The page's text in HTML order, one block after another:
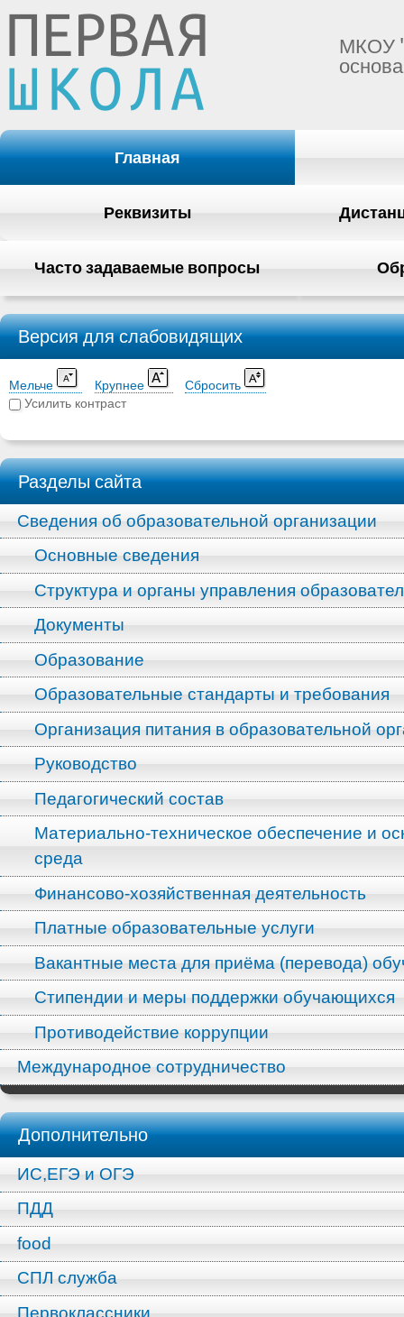
МКОУ
Главная
Реквизиты
Часто задаваемые вопросы
Версия для слабовидящих
Мельче Крупнее
Сбросить
Усилить контраст
Разделы сайта
Сведения об образовательной организации
Основные сведения
Структура и органы управления
Документы
Образование
Образовательные стандарты и требования
Организация питания в образовательной
Руководство
Педагогический состав
Материально-техническое обеспечение и
среда
Финансово-хозяйственная деятельность
Платные образовательные услуги
Вакантные места для приёма (перевода)
Стипендии и меры поддержки обучающихся
Противодействие коррупции
Международное сотрудничество
Дополнительно
ИС,ЕГЭ и ОГЭ
ПДД
food
СПЛ служба
Первоклассники